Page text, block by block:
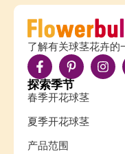
了解有关球茎花卉的
探索季节
春季开花球茎
夏季开花球茎
产品范围